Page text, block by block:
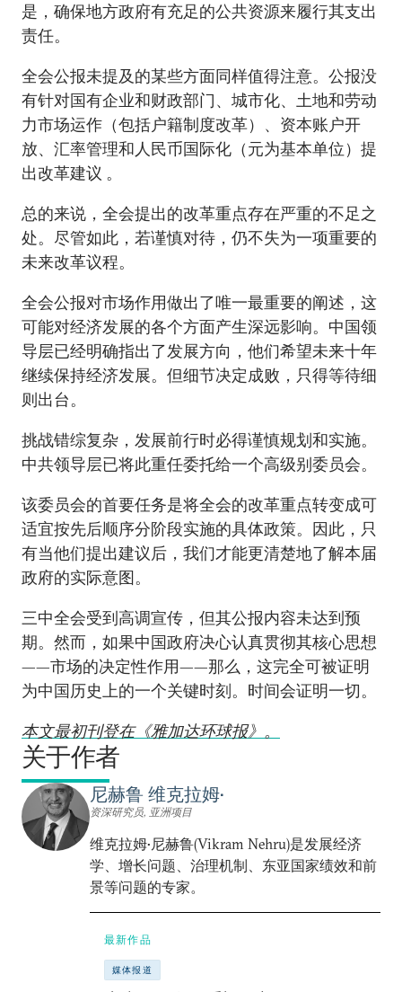
是，确保地方政府有充足的公共资源来履行其支出
责任。
全会公报未提及的某些方面同样值得注意。公报没
有针对国有企业和财政部门、城市化、土地和劳动
力市场运作（包括户籍制度改革）、资本账户开
放、汇率管理和人民币国际化（元为基本单位）提
出改革建议 。
总的来说，全会提出的改革重点存在严重的不足之
处。尽管如此，若谨慎对待，仍不失为一项重要的
未来改革议程。
全会公报对市场作用做出了唯一最重要的阐述，这
可能对经济发展的各个方面产生深远影响。中国领
导层已经明确指出了发展方向，他们希望未来十年
继续保持经济发展。但细节决定成败，只得等待细
则出台。
挑战错综复杂，发展前行时必得谨慎规划和实施。
中共领导层已将此重任委托给一个高级别委员会。
该委员会的首要任务是将全会的改革重点转变成可
适宜按先后顺序分阶段实施的具体政策。因此，只
有当他们提出建议后，我们才能更清楚地了解本届
政府的实际意图。
三中全会受到高调宣传，但其公报内容未达到预
期。然而，如果中国政府决心认真贯彻其核心思想
——市场的决定性作用——那么，这完全可被证明
为中国历史上的一个关键时刻。时间会证明一切。
本文最初刊登在《雅加达环球报》。
关于作者
尼赫鲁 维克拉姆•
资深研究员, 亚洲项目
维克拉姆•尼赫鲁(Vikram Nehru)是发展经济
学、增长问题、治理机制、东亚国家绩效和前
景等问题的专家。
最新作品
媒体报道